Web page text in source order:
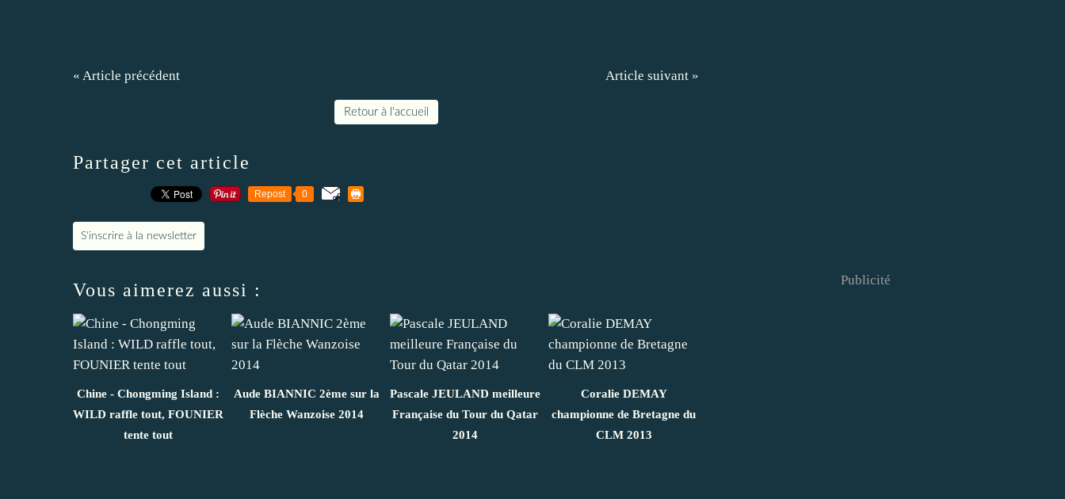
« Article précédent Article suivant »
Retour à l'accueil
Partager cet article
Repost 0
S'inscrire à la newsletter
Vous aimerez aussi :
Chine - Chongming Island :
WILD raffle tout, FOUNIER
tente tout
Aude BIANNIC 2ème sur la
Flèche Wanzoise 2014
Pascale JEULAND meilleure
Française du Tour du Qatar
2014
Coralie DEMAY
championne de Bretagne du
CLM 2013
Publicité